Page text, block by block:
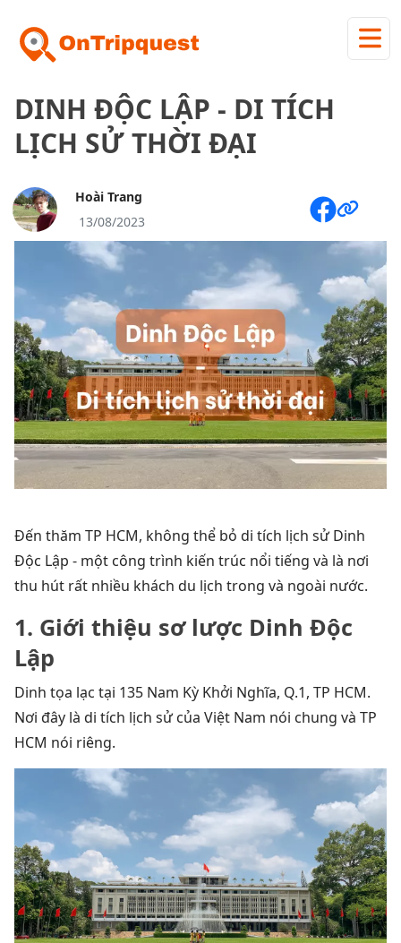
DINH ĐỘC LẬP - DI TÍCH
LỊCH SỬ THỜI ĐẠI
Hoài Trang
13/08/2023
Đến thăm TP HCM, không thể bỏ di tích lịch sử Dinh
Độc Lập - một công trình kiến trúc nổi tiếng và là nơi
thu hút rất nhiều khách du lịch trong và ngoài nước.
1. Giới thiệu sơ lược Dinh Độc
Lập
Dinh tọa lạc tại 135 Nam Kỳ Khởi Nghĩa, Q.1, TP HCM.
Nơi đây là di tích lịch sử của Việt Nam nói chung và TP
HCM nói riêng.